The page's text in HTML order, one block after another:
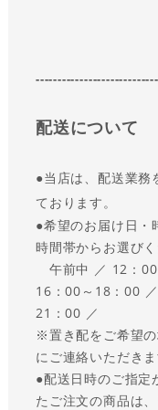
配送について
●当店は、配送業務
ております。
●希望のお届け日・
時間帯からお選びく
午前中 ／ 12：
16：00～18：00
21：00 ／
※置き配をご希望
にご連絡いただき
●配送日時のご指定
たご注文の商品は